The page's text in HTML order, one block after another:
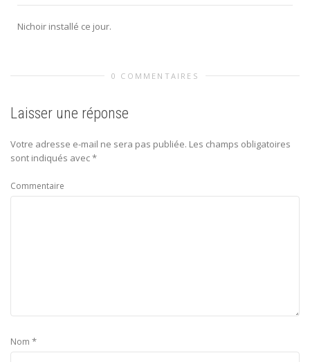
Nichoir installé ce jour.
0 COMMENTAIRES
Laisser une réponse
Votre adresse e-mail ne sera pas publiée. Les champs obligatoires
sont indiqués avec*
Commentaire
Nom *